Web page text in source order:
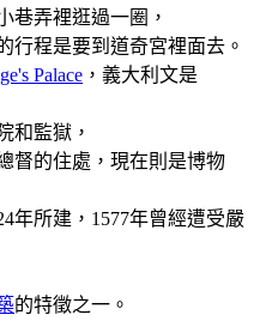
巷弄裡逛過一圈，
行程是要到道奇宮裡面去。
Palace ，義大利文是
和監獄，
督的住處，現在則是博物
年所建，1577年曾經遭受嚴
的特徵之一。